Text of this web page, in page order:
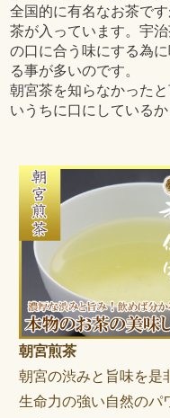
全国的に有名なお茶で
茶が入っています。宇
の口に合う味にする為
る事が多いのです。
朝宮茶を知らなかった
いうちに口にしているか
朝宮煎茶
朝宮の渋みと旨味を是
生命力の強い自然のパ